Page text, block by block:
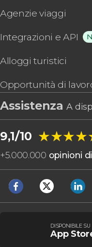
Agenzie viaggi
Integrazioni e API
Alloggi turistici
Opportunità di
AssistenzaA
9,1/10
+5.000.000 opinioni
DISPONIBILE SU
App